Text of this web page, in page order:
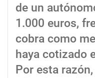
de un
1.000 euros,
cobra como
haya cotizado
Por esta